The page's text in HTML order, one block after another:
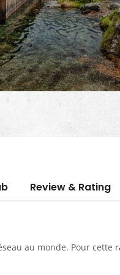
Review & Rating
au monde. Pour cette